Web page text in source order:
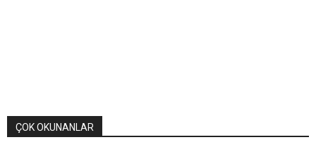
ÇOK OKUNANLAR